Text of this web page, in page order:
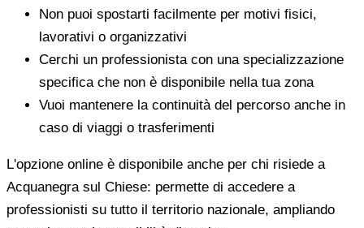
Non puoi spostarti facilmente per motivi fisici,
lavorativi o organizzativi
Cerchi un professionista con una specializzazione
specifica che non è disponibile nella tua zona
Vuoi mantenere la continuità del percorso anche in
caso di viaggi o trasferimenti
L'opzione online è disponibile anche per chi risiede a
Acquanegra sul Chiese: permette di accedere a
professionisti su tutto il territorio nazionale, ampliando